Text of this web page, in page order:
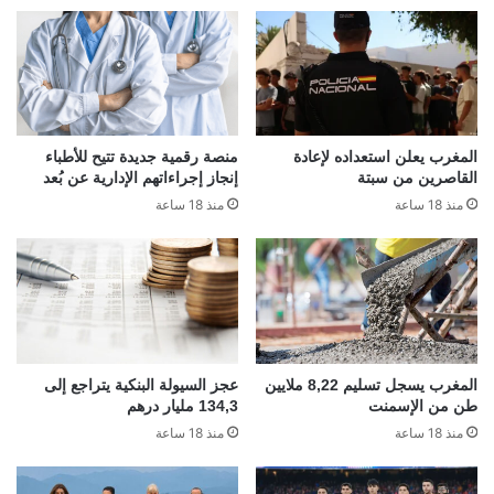
المغرب يعلن استعداده لإعادة
القاصرين من سبتة
منذ 18 ساعة
منصة رقمية جديدة تتيح للأطباء
إنجاز إجراءاتهم الإدارية عن بُعد
منذ 18 ساعة
المغرب يسجل تسليم 8,22 ملايين
طن من الإسمنت
منذ 18 ساعة
عجز السيولة البنكية يتراجع إلى
134,3 مليار درهم
منذ 18 ساعة